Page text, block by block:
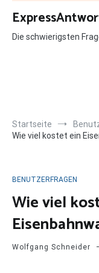
Zum
Inhalt
springen
Die schwierigsten
Startseite
Wie viel kostet ein
BENUTZERFRAGEN
Wie viel
Wolfgang Schneider